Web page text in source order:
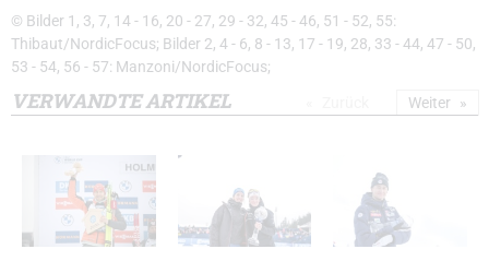
© Bilder 1, 3, 7, 14 - 16, 20 - 27, 29 - 32, 45 - 46, 51 - 52, 55:
Thibaut/NordicFocus; Bilder 2, 4 - 6, 8 - 13, 17 - 19, 28, 33 - 44, 47 - 50,
53 - 54, 56 - 57: Manzoni/NordicFocus;
VERWANDTE ARTIKEL Weiter